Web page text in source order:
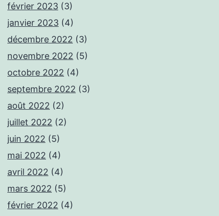
février 2023 (3)
janvier 2023 (4)
décembre 2022 (3)
novembre 2022 (5)
octobre 2022 (4)
septembre 2022 (3)
août 2022 (2)
juillet 2022 (2)
juin 2022 (5)
mai 2022 (4)
avril 2022 (4)
mars 2022 (5)
février 2022 (4)